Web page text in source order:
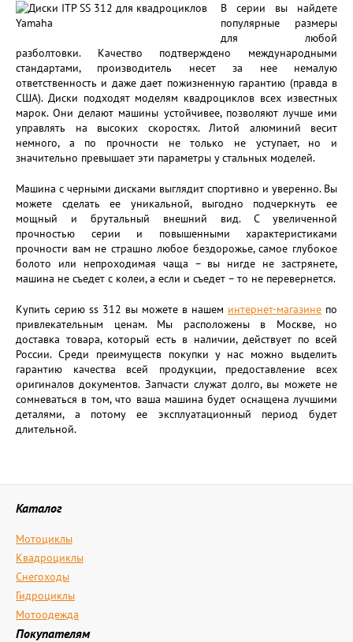
В серии вы найдете
популярные размеры
для любой
разболтовки. Качество подтверждено международными
стандартами, производитель несет за нее немалую
ответственность и даже дает пожизненную гарантию (правда в
США). Диски подходят моделям квадроциклов всех известных
марок. Они делают машины устойчивее, позволяют лучше ими
управлять на высоких скоростях. Литой алюминий весит
немного, а по прочности не только не уступает, но и
значительно превышает эти параметры у стальных моделей.
Машина с черными дисками выглядит спортивно и уверенно. Вы
можете сделать ее уникальной, выгодно подчеркнуть ее
мощный и брутальный внешний вид. С увеличенной
прочностью серии и повышенными характеристиками
прочности вам не страшно любое бездорожье, самое глубокое
болото или непроходимая чаща – вы нигде не застрянете,
машина не съедет с колеи, а если и съедет – то не перевернется.
Купить серию ss 312 вы можете в нашем интернет-магазине по
привлекательным ценам. Мы расположены в Москве, но
доставка товара, который есть в наличии, действует по всей
России. Среди преимуществ покупки у нас можно выделить
гарантию качества всей продукции, предоставление всех
оригиналов документов. Запчасти служат долго, вы можете не
сомневаться в том, что ваша машина будет оснащена лучшими
деталями, а потому ее эксплуатационный период будет
длительной.
Каталог
Мотоциклы
Квадроциклы
Снегоходы
Гидроциклы
Мотоодежда
Покупателям